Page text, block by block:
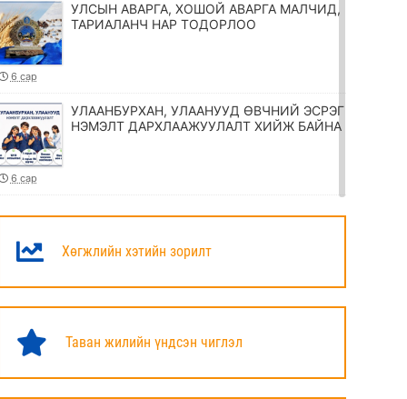
УЛСЫН АВАРГА, ХОШОЙ АВАРГА МАЛЧИД,
ТАРИАЛАНЧ НАР ТОДОРЛОО
6 сар
УЛААНБУРХАН, УЛААНУУД ӨВЧНИЙ ЭСРЭГ
НЭМЭЛТ ДАРХЛААЖУУЛАЛТ ХИЙЖ БАЙНА
6 сар
ТӨРИЙН ЖИНХЭНЭ АЛБАН ХААГЧИЙГ
ТУХАЙ ЗАР
ХӨШӨӨНД ЦЭЦЭГ ӨРГӨЛӨӨ
6 сар
Хөгжлийн хэтийн зорилт
Таван жилийн үндсэн чиглэл